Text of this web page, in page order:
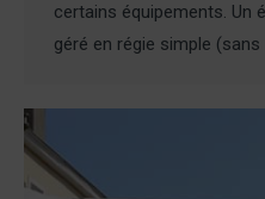
certains équipements. Un
géré en régie simple